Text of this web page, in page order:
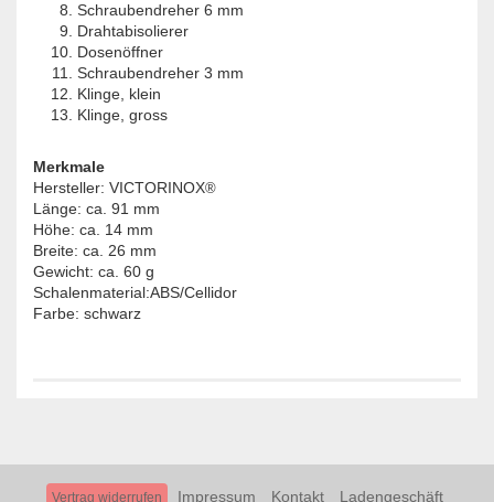
Schraubendreher 6 mm
Drahtabisolierer
Dosenöffner
Schraubendreher 3 mm
Klinge, klein
Klinge, gross
Merkmale
Hersteller: VICTORINOX®
Länge: ca. 91 mm
Höhe: ca. 14 mm
Breite: ca. 26 mm
Gewicht: ca. 60 g
Schalenmaterial:ABS/Cellidor
Farbe: schwarz
Vertrag widerrufen Impressum Kontakt Ladengeschäft